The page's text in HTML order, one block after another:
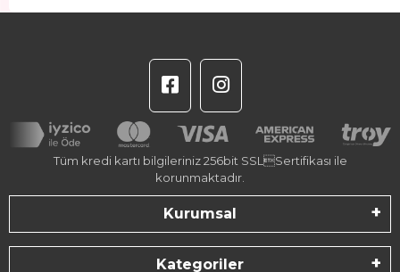
Tüm kredi kartı bilgileriniz 256bit SSLSertifikası ile
korunmaktadır.
Kurumsal
Kategoriler